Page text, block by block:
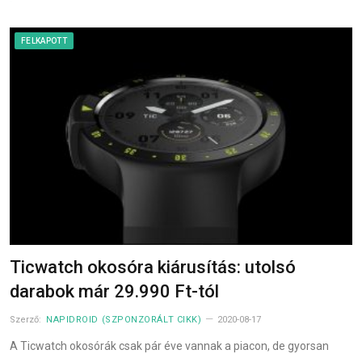
FELKAPOTT
Ticwatch okosóra kiárusítás: utolsó
darabok már 29.990 Ft-tól
Szerző: NAPIDROID (SZPONZORÁLT CIKK) 2020-08-17
A Ticwatch okosórák csak pár éve vannak a piacon, de gyorsan